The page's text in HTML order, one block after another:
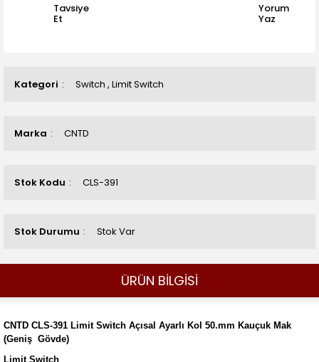
Kategori Switch , Limit Switch
Marka CNTD
Stok Kodu CLS-391
Stok Durumu Stok Var
Tavsiye
Et
Yorum
Yaz
ÜRÜN BİLGİSİ
CNTD CLS-391 Limit Switch Açısal Ayarlı Kol 50.mm Kauçuk Mak
(Geniş Gövde)
Limit Switch